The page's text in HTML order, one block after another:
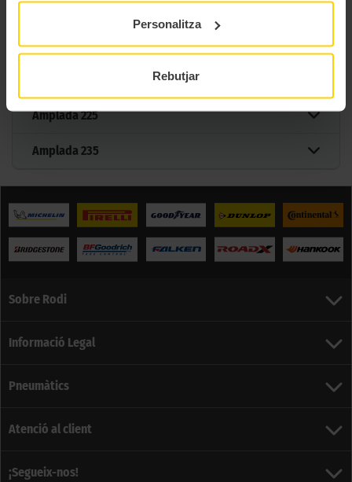
Personalitza
Rebutjar
Filtrar per mesura
Amplada225
Amplada 235
Sobre Rodi
Informació Legal
Pneumàtics
Atenció al client
¡Segueix-nos!